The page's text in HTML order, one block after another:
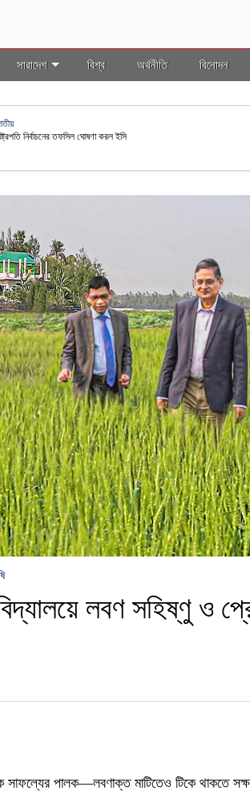
সারাদেশ বিশ্ব অর্থনীতি বিনোদন
নির্বাচনের তফসিল ঘোষণা করল ইসি
লবণ সহিষ্ণু ও
পালক—লবণাক্ত মাটিতেও টিকে থাকতে